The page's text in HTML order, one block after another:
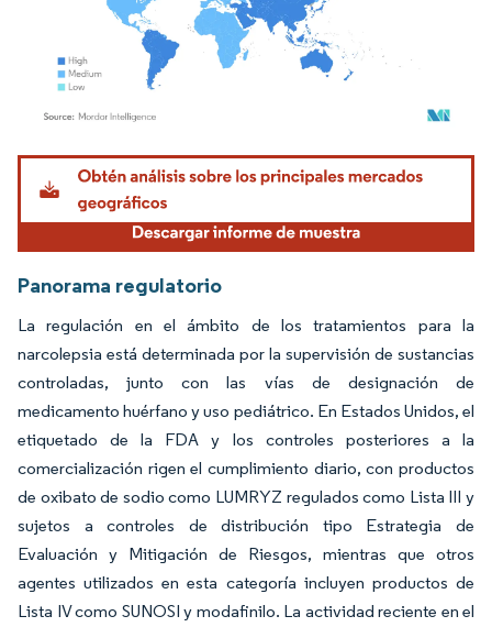
Imagen © Mordor Intelligence. El uso requiere atribución según CC BY 4.0.
Panorama regulatorio
La regulación en el ámbito de los tratamientos para la
narcolepsia está determinada por la supervisión de sustancias
controladas, junto con las vías de designación de
medicamento huérfano y uso pediátrico. En Estados Unidos, el
etiquetado de la FDA y los controles posteriores a la
comercialización rigen el cumplimiento diario, con productos
de oxibato de sodio como LUMRYZ regulados como Lista III y
sujetos a controles de distribución tipo Estrategia de
Evaluación y Mitigación de Riesgos, mientras que otros
agentes utilizados en esta categoría incluyen productos de
Lista IV como SUNOSI y modafinilo. La actividad reciente en el